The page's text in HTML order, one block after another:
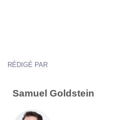
RÉDIGÉ PAR
Samuel Goldstein